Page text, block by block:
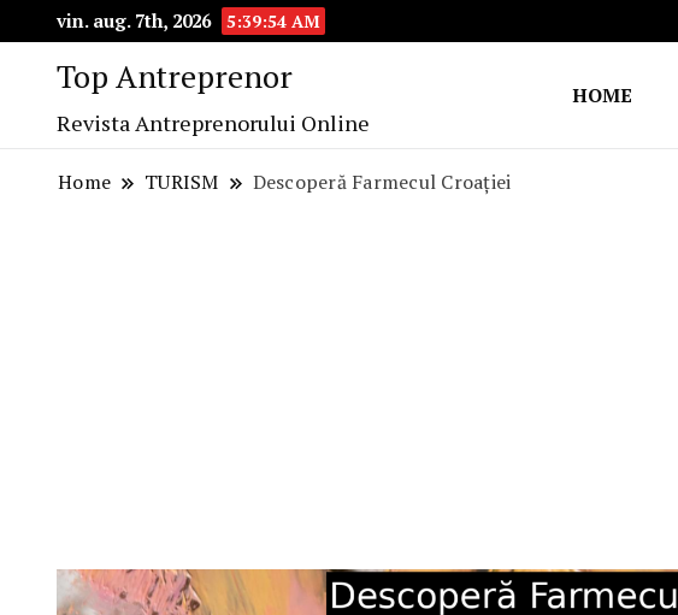
vin. aug. 7th, 2026 5:39:55 AM
Top Antreprenor
Revista Antreprenorului Online
HOME
Home TURISM Descoperă Farmecul Croației